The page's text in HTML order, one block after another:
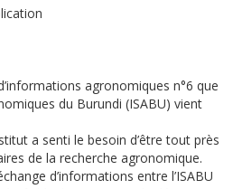
agronomiques n°6 que
du Burundi (ISABU) vient
a senti le besoin d’être tout près
de la recherche agronomique.
d’informations entre l’ISABU